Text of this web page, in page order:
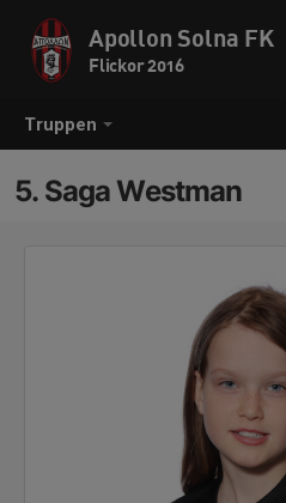
Truppen
Apollon Solna FK
Flickor 2016
5. Saga Westman